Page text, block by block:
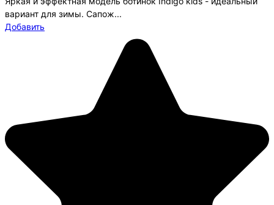
вариант для зимы. Сапож...
Добавить